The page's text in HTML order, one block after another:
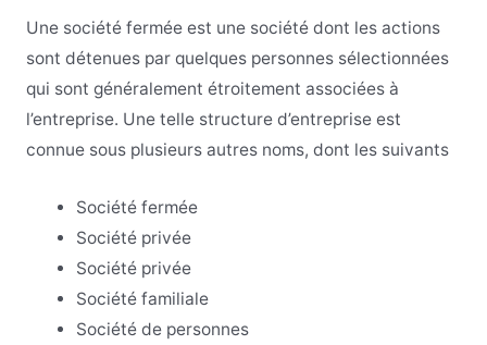
Une société fermée est une société dont les actions
sont détenues par quelques personnes sélectionnées
qui sont généralement étroitement associées à
l’entreprise. Une telle structure d’entreprise est
connue sous plusieurs autres noms, dont les suivants
Société fermée
Société privée
Société privée
Société familiale
Société de personnes